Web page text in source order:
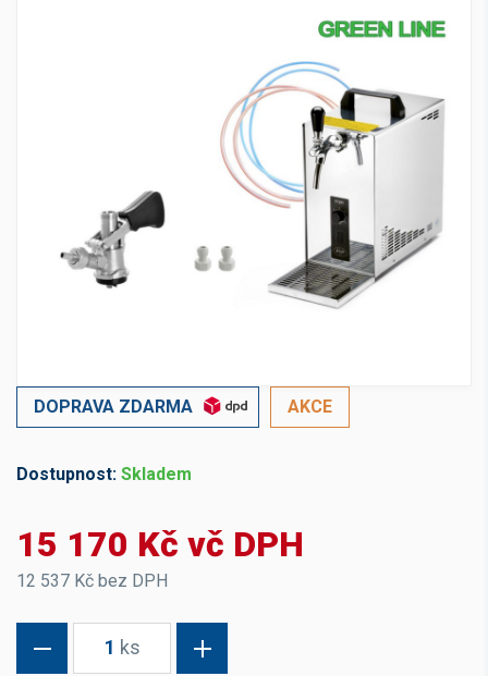
DOPRAVA ZDARMA AKCE
Dostupnost: Skladem
15 170 Kč vč DPH
12 537 Kč bez DPH
1 ks